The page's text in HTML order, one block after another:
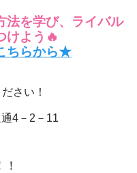
法を学び、ライバル
けよう🔥
ちらから★
さい！
4－2－11